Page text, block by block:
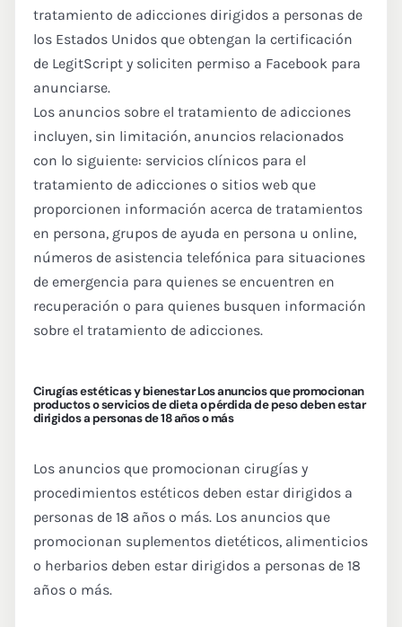
tratamiento de adicciones dirigidos a personas de
los Estados Unidos que obtengan la certificación
de LegitScript y soliciten permiso a Facebook para
anunciarse.
Los anuncios sobre el tratamiento de adicciones
incluyen, sin limitación, anuncios relacionados
con lo siguiente: servicios clínicos para el
tratamiento de adicciones o sitios web que
proporcionen información acerca de tratamientos
en persona, grupos de ayuda en persona u online,
números de asistencia telefónica para situaciones
de emergencia para quienes se encuentren en
recuperación o para quienes busquen información
sobre el tratamiento de adicciones.
Cirugías estéticas y bienestar Los anuncios que promocionan
productos o servicios de dieta o pérdida de peso deben estar
dirigidos a personas de 18 años o más
Los anuncios que promocionan cirugías y
procedimientos estéticos deben estar dirigidos a
personas de 18 años o más. Los anuncios que
promocionan suplementos dietéticos, alimenticios
o herbarios deben estar dirigidos a personas de 18
años o más.